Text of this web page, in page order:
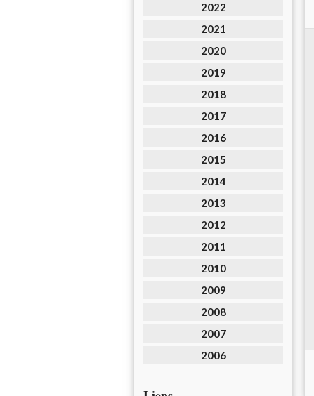
2022
2021
2020
2019
2018
2017
2016
2015
2014
2013
2012
2011
2010
2009
2008
2007
2006